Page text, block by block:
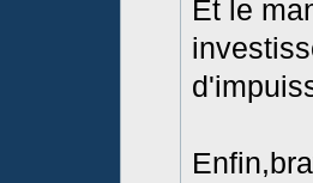
Et le